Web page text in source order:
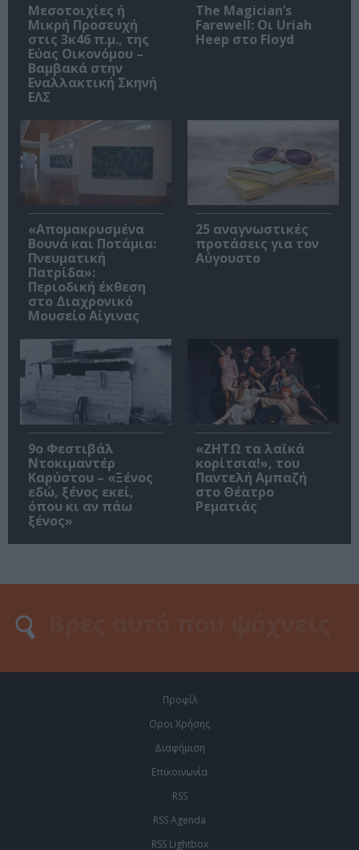
Μεσοτοιχίες ή
Μικρή Προσευχή
στις 3κ46 π.μ., της
Εύας Οικονόμου –
Βαμβακά στην
Εναλλακτική Σκηνή
ΕΛΣ
The Magician’s
Farewell: Οι Uriah
Heep στο Floyd
«Απομακρυσμένα
Βουνά και Ποτάμια:
Πνευματική
Πατρίδα»:
Περιοδική έκθεση
στο Διαχρονικό
Μουσείο Αίγινας
25 αναγνωστικές
προτάσεις για τον
Αύγουστο
9ο Φεστιβάλ
Ντοκιμαντέρ
Καρύστου – «Ξένος
εδώ, ξένος εκεί,
όπου κι αν πάω
ξένος»
«ΖΗΤΩ τα λαϊκά
κορίτσια!», του
Παντελή Αμπαζή
στο Θέατρο
Ρεματιάς
Προφίλ
Οροι Χρήσης
Διαφήμιση
Επικοινωνία
RSS
RSS Agenda
RSS Lightbox